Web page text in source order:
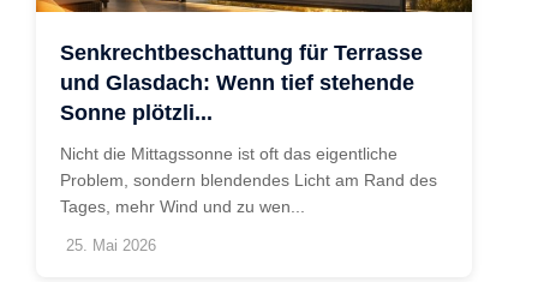
Senkrechtbeschattung für Terrasse
und Glasdach: Wenn tief stehende
Sonne plötzli...
Nicht die Mittagssonne ist oft das eigentliche
Problem, sondern blendendes Licht am Rand des
Tages, mehr Wind und zu wen...
25. Mai 2026